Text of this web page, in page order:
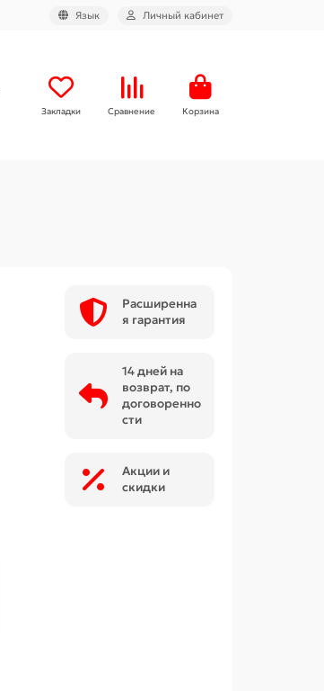
Язык Личный кабинет
Закладки Сравнение Корзина
Расширенна
я гарантия
14 дней на
возврат, по
договоренно
сти
Акции и
скидки